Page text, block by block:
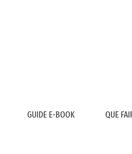
GUIDE E-BOOK QUE